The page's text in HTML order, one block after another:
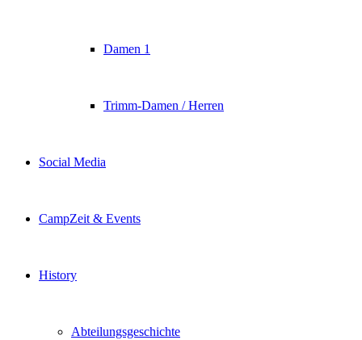
Damen 1
Trimm-Damen / Herren
Social Media
CampZeit & Events
History
Abteilungsgeschichte